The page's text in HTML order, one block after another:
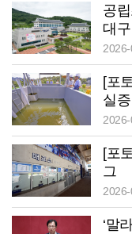
공
대
[포
실
[포
그
‘말